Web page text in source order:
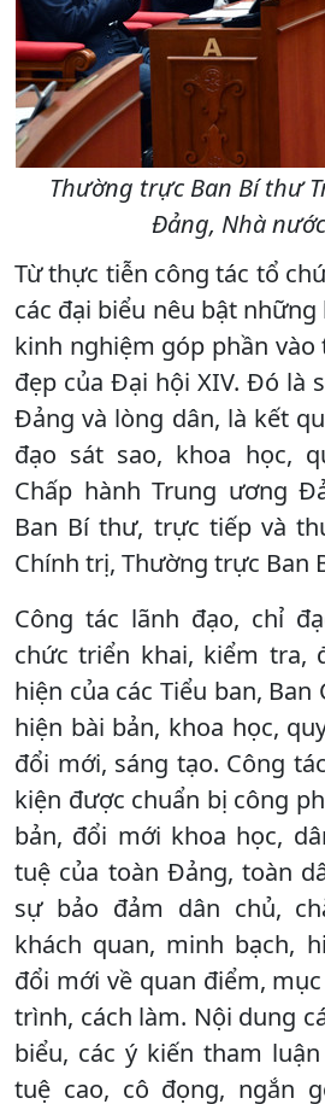
Thường trực Ban Bí thư
Đảng, Nhà
Từ thực tiễn công tác tổ
các đại biểu nêu bật
kinh nghiệm góp phần
đẹp của Đại hội XIV. Đó là
Đảng và lòng dân, là kết
đạo sát sao, khoa học,
Chấp hành Trung ương
Ban Bí thư, trực tiếp và
Chính trị, Thường trực Ban
Công tác lãnh đạo, chỉ
chức triển khai, kiểm tra,
hiện của các Tiểu ban,
hiện bài bản, khoa học,
đổi mới, sáng tạo. Công
kiện được chuẩn bị công
bản, đổi mới khoa học,
tuệ của toàn Đảng, toàn
sự bảo đảm dân chủ,
khách quan, minh bạch,
đổi mới về quan điểm,
trình, cách làm. Nội dung
biểu, các ý kiến tham
tuệ cao, cô đọng, ngắn